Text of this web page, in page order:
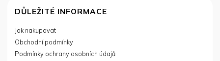
DŮLEŽITÉ INFORMACE
Jak nakupovat
Obchodní podmínky
Podmínky ochrany osobních údajů